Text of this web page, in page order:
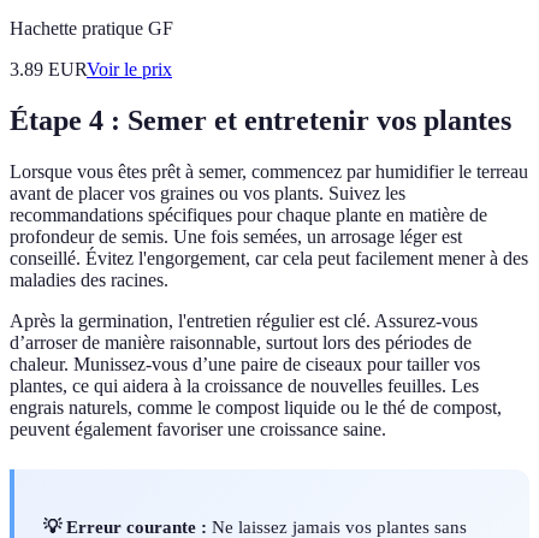
Hachette pratique GF
3.89 EURVoir le prix
Étape 4 : Semer et entretenir vos plantes
Lorsque vous êtes prêt à semer, commencez par humidifier le terreau
avant de placer vos graines ou vos plants. Suivez les
recommandations spécifiques pour chaque plante en matière de
profondeur de semis. Une fois semées, un arrosage léger est
conseillé. Évitez l'engorgement, car cela peut facilement mener à des
maladies des racines.
Après la germination, l'entretien régulier est clé. Assurez-vous
d’arroser de manière raisonnable, surtout lors des périodes de
chaleur. Munissez-vous d’une paire de ciseaux pour tailler vos
plantes, ce qui aidera à la croissance de nouvelles feuilles. Les
engrais naturels, comme le compost liquide ou le thé de compost,
peuvent également favoriser une croissance saine.
💡 Erreur courante : Ne laissez jamais vos plantes sans